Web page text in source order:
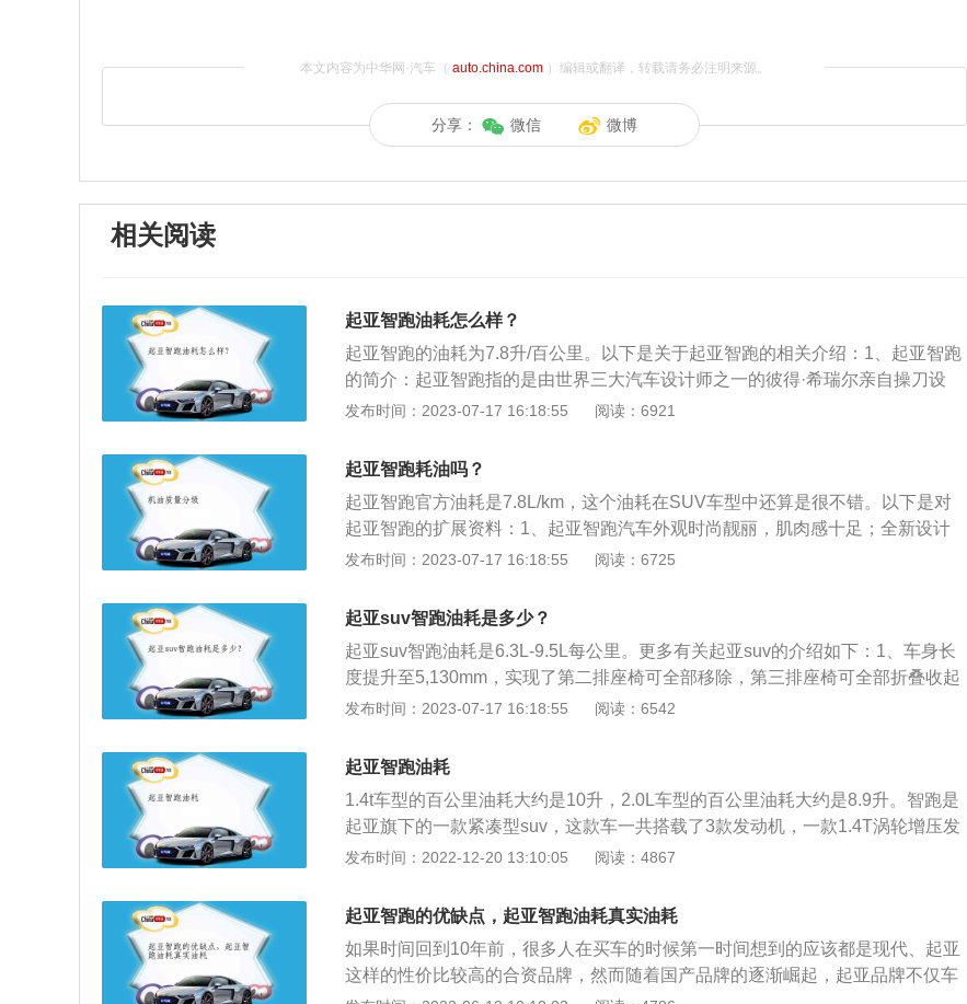
本文内容为中华网·汽车（ auto.china.com）编辑或翻译，转载请务必注明来源。
分享： 微信 微博
相关阅读
起亚智跑油耗怎么样？
起亚智跑的油耗为7.8升/百公里。以下是关于起亚智跑的相关介绍：1、起亚智跑
的简介：起亚智跑指的是由世界三大汽车设计师之一的彼得·希瑞尔亲自操刀设
计，于2010年10月20日在杭州上市。智跑搭载了上、下坡辅助系统等多项高科技
尚靓丽，肌肉感十足；全新设计风格，前卫；中控台简洁大方，操作方便，炮筒
式仪表盘较运动；整体做工不错。但是定价偏高，性价比低，油耗偏高。
发布时间：2023-07-17 16:18:55 阅读：6921
起亚智跑耗油吗？
起亚智跑官方油耗是7.8L/km，这个油耗在SUV车型中还算是很不错。以下是对
起亚智跑的扩展资料：1、起亚智跑汽车外观时尚靓丽，肌肉感十足；全新设计
风格，前卫；中控台简洁大方，操作方便，炮筒式仪表盘较运动；整体做工不
精心打造的一款新概念都市SUV。在中国传统文化中，“智者”正是对成功人士的
最高赞美，积极乐观，拥有成功的事业和社会地位，同时渴望纵情更广阔的天
地。智跑将散发时尚、活力的都市风韵与休闲、恬淡的处世哲学完美结合，既满
足了都市智者城市行车的所有需求，又提供了雄浑的越野性能。
发布时间：2023-07-17 16:18:55 阅读：6725
起亚suv智跑油耗是多少？
起亚suv智跑油耗是6.3L-9.5L每公里。更多有关起亚suv的介绍如下：1、车身长
度提升至5,130mm，实现了第二排座椅可全部移除，第三排座椅可全部折叠收起
下沉至车厢底部，实现超大空间。2、搭载全球领先的2.2升DOHC涡轮增压柴油
米，而其综合路况百公里油耗仅为8.1L。
发布时间：2023-07-17 16:18:55 阅读：6542
起亚智跑油耗
1.4t车型的百公里油耗大约是10升，2.0L车型的百公里油耗大约是8.9升。智跑是
起亚旗下的一款紧凑型suv，这款车一共搭载了3款发动机，一款1.4T涡轮增压发
动机，最大功率为140马力，一款2.0L自然吸气发动机，最大功率为160马力，还
机是起亚智跑新增的一款发动机，搭载这款发动机的起亚智跑采用的是7挡双离
合变速箱，那么1.4T的起亚智跑实际油耗多少呢？其工信部综合油耗为6.3L/100
Km，采用这款最大功率160马力的2.0L自然吸气发动机的起亚智跑一共有两款车
型，一款采用6挡手自动变速箱，一款采用6挡手自一体变速箱，它们的工信部综
发布时间：2022-12-20 13:10:05 阅读：4867
起亚智跑的优缺点，起亚智跑油耗真实油耗
如果时间回到10年前，很多人在买车的时候第一时间想到的应该都是现代、起亚
这样的性价比较高的合资品牌，然而随着国产品牌的逐渐崛起，起亚品牌不仅车